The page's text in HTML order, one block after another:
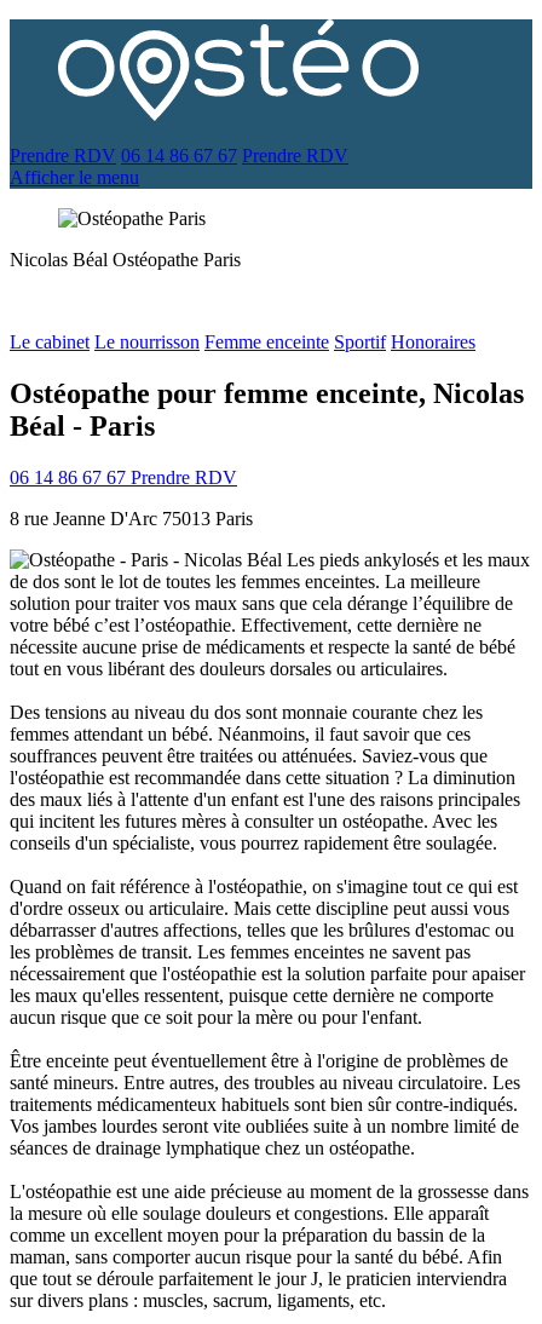
Prendre RDV 06 14 86 67 67 Prendre RDV
Afficher le menu
Nicolas Béal Ostéopathe Paris
Le cabinet Le nourrisson Femme enceinte Sportif Honoraires
Ostéopathe pour femme enceinte, Nicolas
Béal - Paris
06 14 86 67 67 Prendre RDV
8 rue Jeanne D'Arc 75013 Paris
Les pieds ankylosés et les maux
de dos sont le lot de toutes les femmes enceintes. La meilleure
solution pour traiter vos maux sans que cela dérange l’équilibre de
votre bébé c’est l’ostéopathie. Effectivement, cette dernière ne
nécessite aucune prise de médicaments et respecte la santé de bébé
tout en vous libérant des douleurs dorsales ou articulaires.
Des tensions au niveau du dos sont monnaie courante chez les
femmes attendant un bébé. Néanmoins, il faut savoir que ces
souffrances peuvent être traitées ou atténuées. Saviez-vous que
l'ostéopathie est recommandée dans cette situation ? La diminution
des maux liés à l'attente d'un enfant est l'une des raisons principales
qui incitent les futures mères à consulter un ostéopathe. Avec les
conseils d'un spécialiste, vous pourrez rapidement être soulagée.
Quand on fait référence à l'ostéopathie, on s'imagine tout ce qui est
d'ordre osseux ou articulaire. Mais cette discipline peut aussi vous
débarrasser d'autres affections, telles que les brûlures d'estomac ou
les problèmes de transit. Les femmes enceintes ne savent pas
nécessairement que l'ostéopathie est la solution parfaite pour apaiser
les maux qu'elles ressentent, puisque cette dernière ne comporte
aucun risque que ce soit pour la mère ou pour l'enfant.
Être enceinte peut éventuellement être à l'origine de problèmes de
santé mineurs. Entre autres, des troubles au niveau circulatoire. Les
traitements médicamenteux habituels sont bien sûr contre-indiqués.
Vos jambes lourdes seront vite oubliées suite à un nombre limité de
séances de drainage lymphatique chez un ostéopathe.
L'ostéopathie est une aide précieuse au moment de la grossesse dans
la mesure où elle soulage douleurs et congestions. Elle apparaît
comme un excellent moyen pour la préparation du bassin de la
maman, sans comporter aucun risque pour la santé du bébé. Afin
que tout se déroule parfaitement le jour J, le praticien interviendra
sur divers plans : muscles, sacrum, ligaments, etc.